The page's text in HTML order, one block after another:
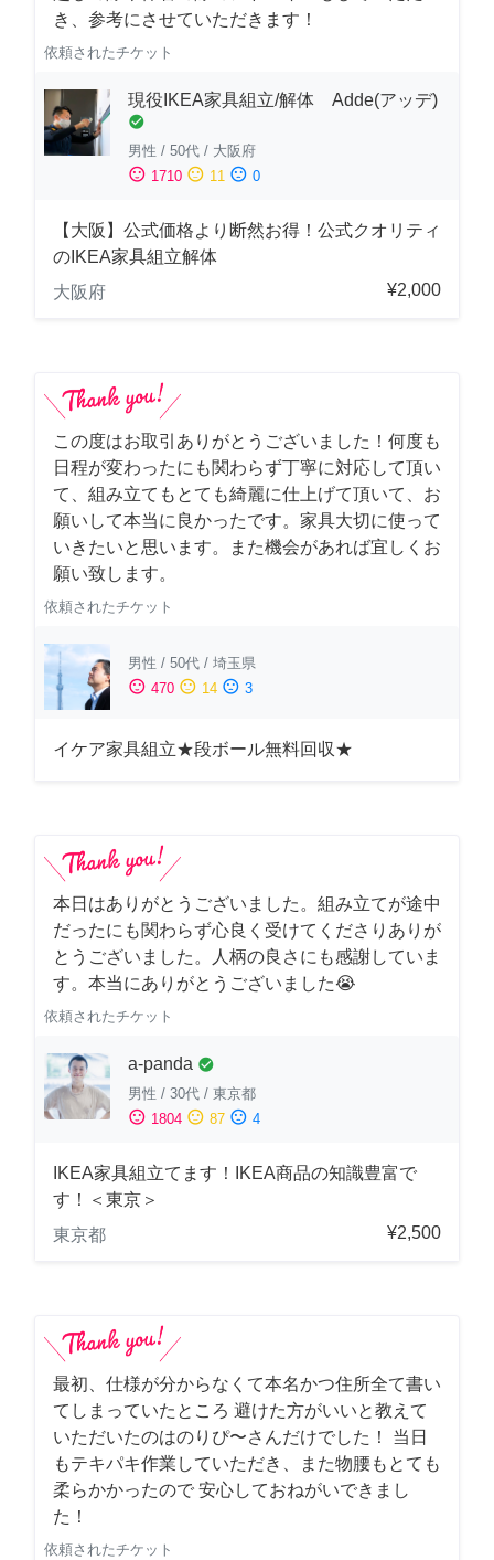
き、参考にさせていただきます！
依頼されたチケット
現役IKEA家具組立/解体 Adde(アッデ)
check_circle
男性 / 50代 / 大阪府
sentiment_satisfied 1710 sentiment_neutral 11 sentiment_dissatisfied 0
【大阪】公式価格より断然お得！公式クオリティ
のIKEA家具組立解体
大阪府
¥2,000
この度はお取引ありがとうございました！何度も
日程が変わったにも関わらず丁寧に対応して頂い
て、組み立てもとても綺麗に仕上げて頂いて、お
願いして本当に良かったです。家具大切に使って
いきたいと思います。また機会があれば宜しくお
願い致します。
依頼されたチケット
男性 / 50代 / 埼玉県
sentiment_satisfied 470 sentiment_neutral 14 sentiment_dissatisfied 3
イケア家具組立★段ボール無料回収★
本日はありがとうございました。組み立てが途中
だったにも関わらず心良く受けてくださりありが
とうございました。人柄の良さにも感謝していま
す。本当にありがとうございました😭
依頼されたチケット
a-panda check_circle
男性 / 30代 / 東京都
sentiment_satisfied 1804 sentiment_neutral 87 sentiment_dissatisfied 4
IKEA家具組立てます！IKEA商品の知識豊富で
す！＜東京＞
東京都
¥2,500
最初、仕様が分からなくて本名かつ住所全て書い
てしまっていたところ 避けた方がいいと教えて
いただいたのはのりぴ〜さんだけでした！ 当日
もテキパキ作業していただき、また物腰もとても
柔らかかったので 安心しておねがいできまし
た！
依頼されたチケット